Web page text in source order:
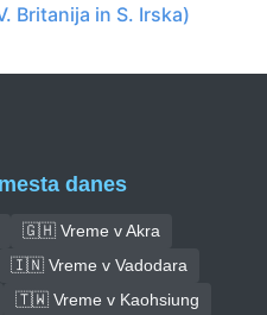
in S. Irska)
danes
🇬🇭 Vreme v Akra
🇮🇳 Vreme v Vadodara
🇹🇼 Vreme v Kaohsiung